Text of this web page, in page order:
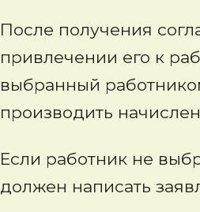
После получения
привлечении его к
выбранный
производить
Если работник не
должен написать